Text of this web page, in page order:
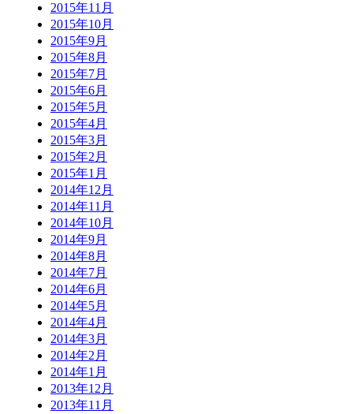
2015年11月
2015年10月
2015年9月
2015年8月
2015年7月
2015年6月
2015年5月
2015年4月
2015年3月
2015年2月
2015年1月
2014年12月
2014年11月
2014年10月
2014年9月
2014年8月
2014年7月
2014年6月
2014年5月
2014年4月
2014年3月
2014年2月
2014年1月
2013年12月
2013年11月